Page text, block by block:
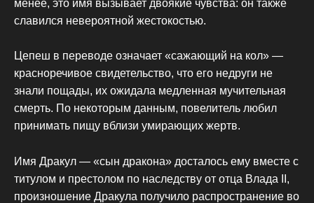
менее, это имя вызывает двоякие чувства: он также
славился невероятной жестокостью.
Цепеш в переводе означает «сажающий на кол» —
красноречивое свидетельство, что его недруги не
знали пощады, их ожидала медленная мучительная
смерть. По некоторым данным, повелитель любил
принимать пищу вблизи умирающих жертв.
Имя Дракул — «сын дракона» досталось ему вместе с
титулом и престолом по наследству от отца Влада ІІ,
произношение Дракула получило распространение во